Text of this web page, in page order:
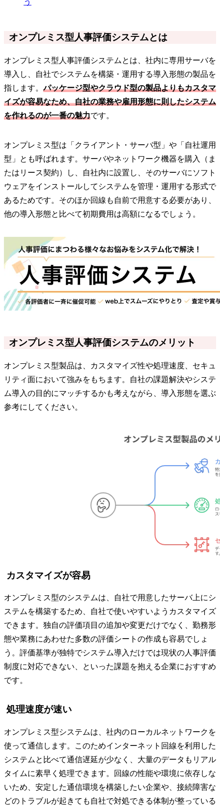
オンプレミス型人事評価システムとは
オンプレミス型人事評価システムとは、社内に専用サーバを
導入し、自社でシステムを構築・運用する導入形態の製品を
指します。パッケージ型やクラウド型の製品よりもカスタマ
イズが容易なため、自社の業務や雇用形態に則したシステム
を作れるのが一番の魅力です。
オンプレミス型は「クライアント・サーバ型」や「自社運用
型」とも呼ばれます。サーバやネットワーク機器を購入（ま
たはリース契約）し、自社内に設置し、そのサーバにソフト
ウェアをインストールしてシステムを管理・運用する形式で
あるためです。そのほか回線も自前で用意する必要があり、
他の導入形態と比べて初期費用は高額になるでしょう。
オンプレミス型人事評価システムのメリット
オンプレミス型製品は、カスタマイズ性や処理速度、セキュ
リティ面において強みをもちます。自社の課題解決やシステ
ム導入の目的にマッチするかも考えながら、導入形態を選ぶ
参考にしてください。
カスタマイズが容易
オンプレミス型のシステムは、自社で用意したサーバ上にシ
ステムを構築するため、自社で使いやすいようカスタマイズ
できます。独自の評価項目の追加や変更だけでなく、勤務形
態や業務にあわせた多数の評価シートの作成も容易でしょ
う。評価基準が独特でシステム導入だけでは現状の人事評価
制度に対応できない、といった課題を抱える企業におすすめ
です。
処理速度が速い
オンプレミス型システムは、社内のローカルネットワークを
使って通信します。このためインターネット回線を利用した
システムと比べて通信遅延が少なく、大量のデータもリアル
タイムに素早く処理できます。回線の性能や環境に依存しな
いため、安定した通信環境を構築したい企業や、接続障害な
どのトラブルが起きても自社で対処できる体制が整っている